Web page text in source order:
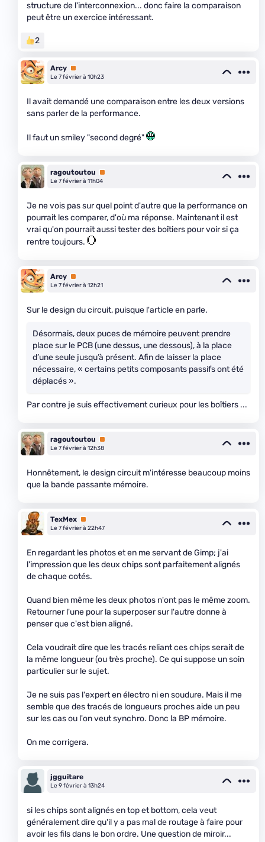
structure de l'interconnexion... donc faire la comparaison
peut être un exercice intéressant.
2
Arcy Premium
Le 7 février à 10h23
Il avait demandé une comparaison entre les deux versions
sans parler de la performance.
Il faut un smiley "second degré"
ragoutoutou
Premium
Le 7 février à 11h04
Je ne vois pas sur quel point d'autre que la performance on
pourrait les comparer, d'où ma réponse. Maintenant il est
vrai qu'on pourrait aussi tester des boîtiers pour voir si ça
rentre toujours.
Arcy Premium
Le 7 février à 12h21
Sur le design du circuit, puisque l'article en parle.
Désormais, deux puces de mémoire peuvent prendre
place sur le PCB (une dessus, une dessous), à la place
d’une seule jusqu’à présent. Afin de laisser la place
nécessaire, « certains petits composants passifs ont été
déplacés ».
Par contre je suis effectivement curieux pour les boîtiers ...
ragoutoutou
Premium
Le 7 février à 12h38
Honnêtement, le design circuit m'intéresse beaucoup moins
que la bande passante mémoire.
TexMex Premium
Le 7 février à 22h47
En regardant les photos et en me servant de Gimp; j'ai
l'impression que les deux chips sont parfaitement alignés
de chaque cotés.
Quand bien même les deux photos n'ont pas le même zoom.
Retourner l'une pour la superposer sur l'autre donne à
penser que c'est bien aligné.
Cela voudrait dire que les tracés reliant ces chips serait de
la même longueur (ou très proche). Ce qui suppose un soin
particulier sur le sujet.
Je ne suis pas l'expert en électro ni en soudure. Mais il me
semble que des tracés de longueurs proches aide un peu
sur les cas ou l'on veut synchro. Donc la BP mémoire.
On me corrigera.
jgguitare
Le 9 février à 13h24
si les chips sont alignés en top et bottom, cela veut
généralement dire qu'il y a pas mal de routage à faire pour
avoir les fils dans le bon ordre. Une question de miroir...